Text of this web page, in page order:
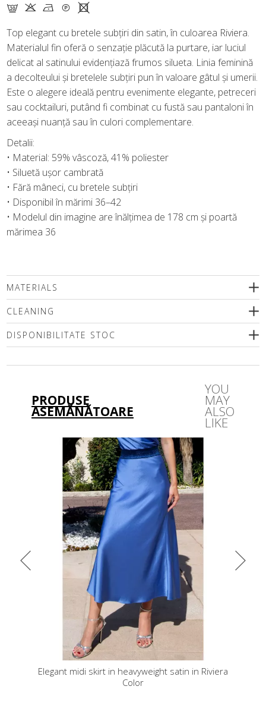
G K N Q X
Top elegant cu bretele subțiri din satin, în culoarea Riviera.
Materialul fin oferă o senzație plăcută la purtare, iar luciul
delicat al satinului evidențiază frumos silueta. Linia feminină
a decolteului și bretelele subțiri pun în valoare gâtul și umerii.
Este o alegere ideală pentru evenimente elegante, petreceri
sau cocktailuri, putând fi combinat cu fustă sau pantaloni în
aceeași nuanță sau în culori complementare.
Detalii:
• Material: 59% vâscoză, 41% poliester
• Siluetă ușor cambrată
• Fără mâneci, cu bretele subțiri
• Disponibil în mărimi 36–42
• Modelul din imagine are înălțimea de 178 cm și poartă
mărimea 36
MATERIALS
CLEANING
DISPONIBILITATE STOC
PRODUSE
ASEMĂNĂTOARE
YOU
MAY
ALSO
LIKE
satin in Riviera
Silk-modal scarf